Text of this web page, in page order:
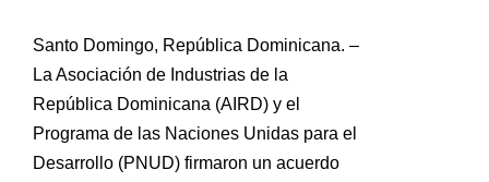
Santo Domingo, República Dominicana. –
La Asociación de Industrias de la
República Dominicana (AIRD) y el
Programa de las Naciones Unidas para el
Desarrollo (PNUD) firmaron un acuerdo